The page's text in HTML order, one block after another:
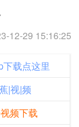
12-29 15:16:25
载点这里
|视|频
频下载